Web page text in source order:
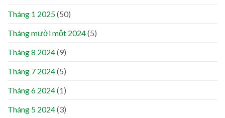
Tháng 1 2025(50)
Tháng mười một 2024(5)
Tháng 8 2024(9)
Tháng 7 2024(5)
Tháng 6 2024(1)
Tháng 5 2024(3)